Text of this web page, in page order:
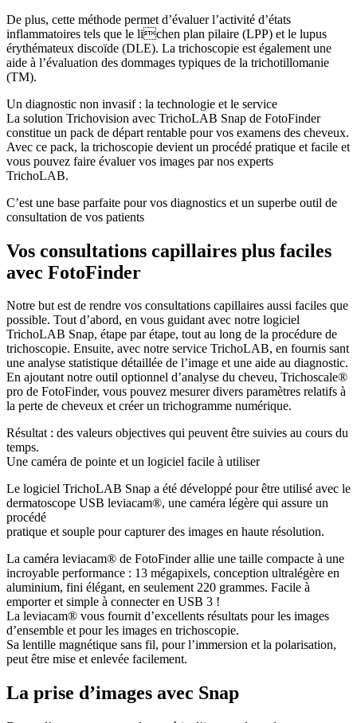
De plus, cette méthode permet d’évaluer l’activité d’états
inflammatoires tels que le lichen plan pilaire (LPP) et le lupus
érythémateux discoïde (DLE). La trichoscopie est également une
aide à l’évaluation des dommages typiques de la trichotillomanie
(TM).
Un diagnostic non invasif : la technologie et le service
La solution Trichovision avec TrichoLAB Snap de FotoFinder
constitue un pack de départ rentable pour vos examens des cheveux.
Avec ce pack, la trichoscopie devient un procédé pratique et facile et
vous pouvez faire évaluer vos images par nos experts
TrichoLAB.
C’est une base parfaite pour vos diagnostics et un superbe outil de
consultation de vos patients
Vos consultations capillaires plus faciles
avec FotoFinder
Notre but est de rendre vos consultations capillaires aussi faciles que
possible. Tout d’abord, en vous guidant avec notre logiciel
TrichoLAB Snap, étape par étape, tout au long de la procédure de
trichoscopie. Ensuite, avec notre service TrichoLAB, en fournis sant
une analyse statistique détaillée de l’image et une aide au diagnostic.
En ajoutant notre outil optionnel d’analyse du cheveu, Trichoscale®
pro de FotoFinder, vous pouvez mesurer divers paramètres relatifs à
la perte de cheveux et créer un trichogramme numérique.
Résultat : des valeurs objectives qui peuvent être suivies au cours du
temps.
Une caméra de pointe et un logiciel facile à utiliser
Le logiciel TrichoLAB Snap a été développé pour être utilisé avec le
dermatoscope USB leviacam®, une caméra légère qui assure un
procédé
pratique et souple pour capturer des images en haute résolution.
La caméra leviacam® de FotoFinder allie une taille compacte à une
incroyable performance : 13 mégapixels, conception ultralégère en
aluminium, fini élégant, en seulement 220 grammes. Facile à
emporter et simple à connecter en USB 3 !
La leviacam® vous fournit d’excellents résultats pour les images
d’ensemble et pour les images en trichoscopie.
Sa lentille magnétique sans fil, pour l’immersion et la polarisation,
peut être mise et enlevée facilement.
La prise d’images avec Snap